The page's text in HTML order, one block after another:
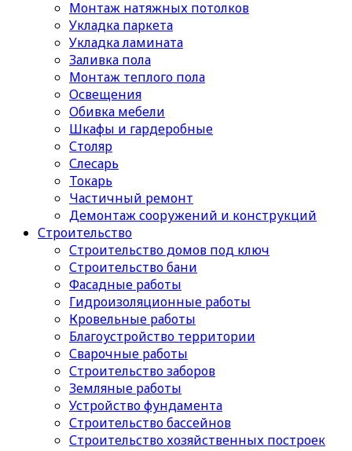
Монтаж натяжных потолков
Укладка паркета
Укладка ламината
Заливка пола
Монтаж теплого пола
Освещения
Обивка мебели
Шкафы и гардеробные
Столяр
Слесарь
Токарь
Частичный ремонт
Демонтаж сооружений и конструкций
Строительство
Строительство домов под ключ
Строительство бани
Фасадные работы
Гидроизоляционные работы
Кровельные работы
Благоустройство территории
Сварочные работы
Строительство заборов
Земляные работы
Устройство фундамента
Строительство бассейнов
Строительство хозяйственных построек